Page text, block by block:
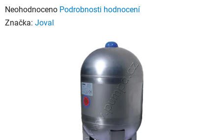
Průměrné
hodnocení
Neohodnoceno Podrobnosti hodnocení
Značka: Joval